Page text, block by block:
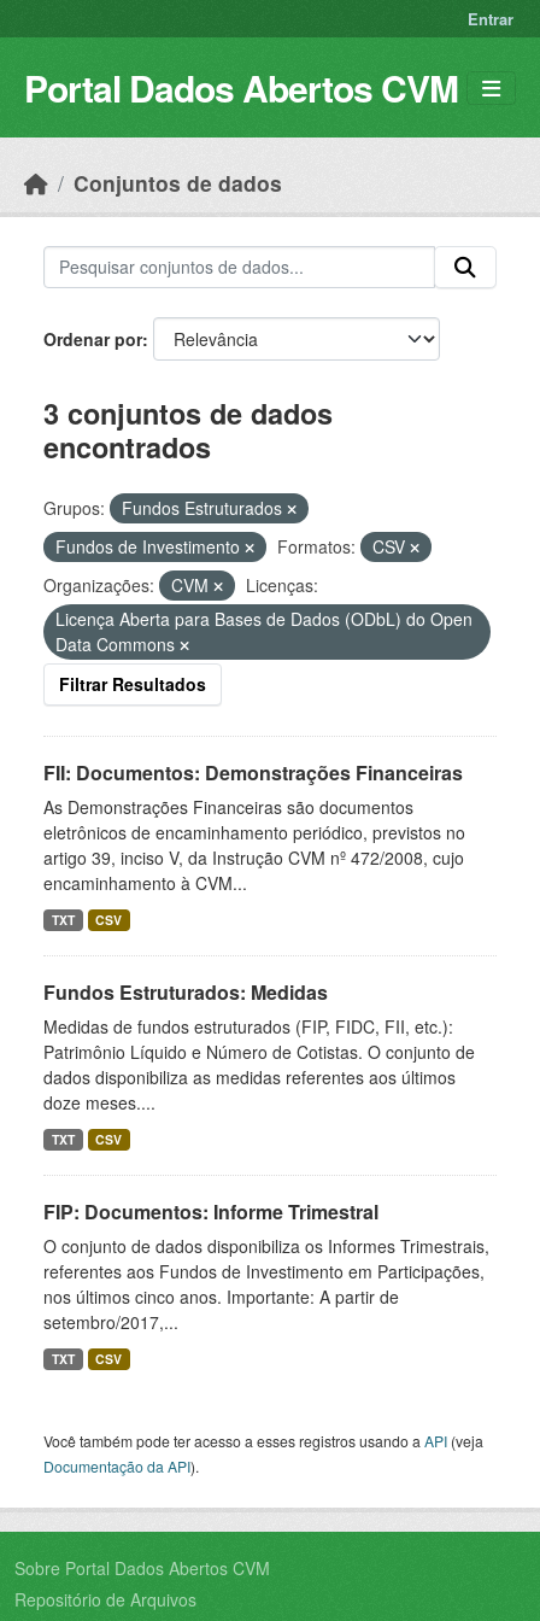
Entrar
Portal Dados Abertos CVM
Conjuntos de dados
Ordenar por
3 conjuntos de dados
encontrados
Grupos:
Fundos Estruturados
Fundos de Investimento
Formatos:
CSV
Organizações:
CVM
Licenças:
Licença Aberta para Bases de Dados (ODbL) do Open
Data Commons
Filtrar Resultados
FII: Documentos: Demonstrações Financeiras
As Demonstrações Financeiras são documentos
eletrônicos de encaminhamento periódico, previstos no
artigo 39, inciso V, da Instrução CVM nº 472/2008, cujo
encaminhamento à CVM...
TXT CSV
Fundos Estruturados: Medidas
Medidas de fundos estruturados (FIP, FIDC, FII, etc.):
Patrimônio Líquido e Número de Cotistas. O conjunto de
dados disponibiliza as medidas referentes aos últimos
doze meses....
TXT CSV
FIP: Documentos: Informe Trimestral
O conjunto de dados disponibiliza os Informes Trimestrais,
referentes aos Fundos de Investimento em Participações,
nos últimos cinco anos. Importante: A partir de
setembro/2017,...
TXT CSV
Você também pode ter acesso a esses registros usando a API (veja
Documentação da API).
Sobre Portal Dados Abertos CVM
Repositório de Arquivos